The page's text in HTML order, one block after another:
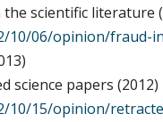
the scientific literature
10/06/opinion/fraud-
science papers (2012)
10/15/opinion/